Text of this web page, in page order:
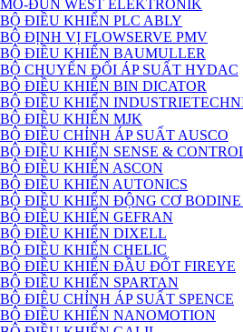
MÔ-ĐUN WEST ELEKTRONIK
BỘ ĐIỀU KHIỂN PLC ABLY
BỘ ĐỊNH VỊ FLOWSERVE PMV
BỘ ĐIỀU KHIỂN BAUMULLER
BỘ CHUYỂN ĐỔI ÁP SUẤT HYDAC
BỘ ĐIỀU KHIỂN BIN DICATOR
BỘ ĐIỀU KHIỂN
BỘ ĐIỀU KHIỂN MJK
BỘ ĐIỀU CHỈNH ÁP SUẤT AUSCO
BỘ ĐIỀU KHIỂN SENSE &
BỘ ĐIỀU KHIỂN ASCON
BỘ ĐIỀU KHIỂN AUTONICS
BỘ ĐIỀU KHIỂN ĐỘNG CƠ BODINE
BỘ ĐIỀU KHIỂN GEFRAN
BỘ ĐIỀU KHIỂN DIXELL
BỘ ĐIỀU KHIỂN CHELIC
BỘ ĐIỀU KHIỂN ĐẦU ĐỐT FIREYE
BỘ ĐIỀU KHIỂN SPARTAN
BỘ ĐIÊU CHỈNH ÁP SUẤT SPENCE
BỘ ĐIỀU KHIỂN NANOMOTION